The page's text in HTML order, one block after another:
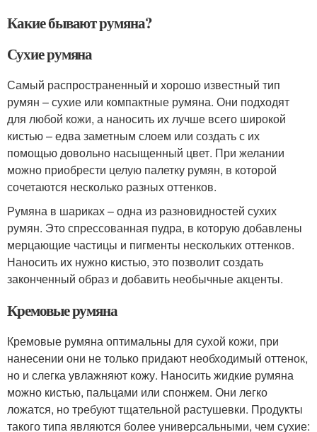
Какие бывают румяна?
Сухие румяна
Самый распространенный и хорошо известный тип
румян – сухие или компактные румяна. Они подходят
для любой кожи, а наносить их лучше всего широкой
кистью – едва заметным слоем или создать с их
помощью довольно насыщенный цвет. При желании
можно приобрести целую палетку румян, в которой
сочетаются несколько разных оттенков.
Румяна в шариках – одна из разновидностей сухих
румян. Это спрессованная пудра, в которую добавлены
мерцающие частицы и пигменты нескольких оттенков.
Наносить их нужно кистью, это позволит создать
законченный образ и добавить необычные акценты.
Кремовые румяна
Кремовые румяна оптимальны для сухой кожи, при
нанесении они не только придают необходимый оттенок,
но и слегка увлажняют кожу. Наносить жидкие румяна
можно кистью, пальцами или спонжем. Они легко
ложатся, но требуют тщательной растушевки. Продукты
такого типа являются более универсальными, чем сухие: